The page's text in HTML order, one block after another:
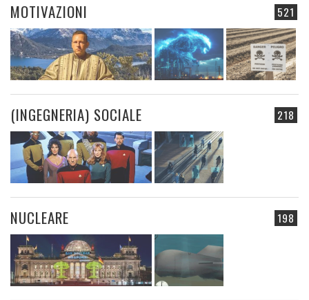
521
MOTIVAZIONI
218
(INGEGNERIA) SOCIALE
198
NUCLEARE